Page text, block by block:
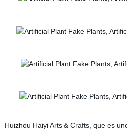
Huizhou Haiyi Arts & Crafts, que es